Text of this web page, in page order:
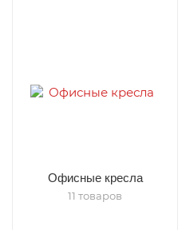
Офисные кресла
11 товаров